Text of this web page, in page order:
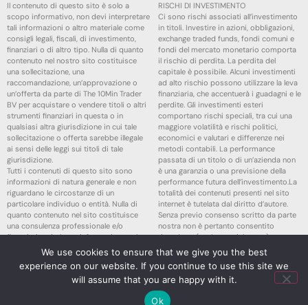
Il contenuto di questo sito è solo a
scopo informativo, non devi interpretare
tali informazioni o altro materiale come
consigli legali, fiscali, di investimento,
finanziari o di altro tipo. Nulla di quanto
contenuto nel nostro sito costituisce
una sollecitazione, una
raccomandazione, un’approvazione o
un’offerta da parte di The 10Min Trader
BV per acquistare o vendere titoli o altri
strumenti finanziari in questa o in
qualsiasi altra giurisdizione in cui tale
sollecitazione o offerta sarebbe illegale
ai sensi delle leggi sui titoli di tale
giurisdizione.
Tutti i contenuti di questo sito sono
informazioni di natura generale e non
riguardano le circostanze di un
particolare individuo o entità. Nulla di
quanto contenuto nel sito costituisce
una consulenza professionale e/o
finanziaria, né alcuna informazione sul
sito costituisce una dichiarazione
discusse o della legge ad esse relativa.
The 10Min Trader BV non è un fiduciario
in virtù dell’uso o dell’accesso al Sito o al
RISCHI DI INVESTIMENTO
Ci sono rischi associati all’investimento
in titoli. Investire in azioni, obbligazioni,
exchange traded funds, fondi comuni e
fondi del mercato monetario comporta
il rischio di perdita. La perdita del
capitale è possibile. Alcuni investimenti
ad alto rischio possono utilizzare la leva
finanziaria, che accentuerà i guadagni e le
perdite. Gli investimenti esteri
comportano rischi speciali, tra cui una
maggiore volatilità e rischi politici,
economici e valutari e differenze nei
metodi contabili. La performance
passata di un titolo o di un’azienda non
è una garanzia o una previsione della
performance futura dell’investimento.La
totalità dei contenuti presenti nel sito
internet è tutelata dal diritto d’autore.
Senza previo consenso scritto da parte
nostra non è pertanto consentito
riprodurre (anche parzialmente),
trasmettere (né per via elettronica né in
altro modo), modificare, stabilire link o
utilizzare il sito internet per qualsivoglia
finalità pubblica o commerciale.Qualsiasi
controversia riguardante l’utilizzo del
We use cookies to ensure that we give you the best
experience on our website. If you continue to use this site we
will assume that you are happy with it.
Ok